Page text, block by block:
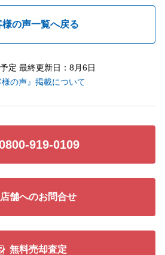
様の声一覧へ戻る
定 最終更新日：8月6日
様の声』掲載について
919-0109
店舗へのお問合せ
無料売却査定